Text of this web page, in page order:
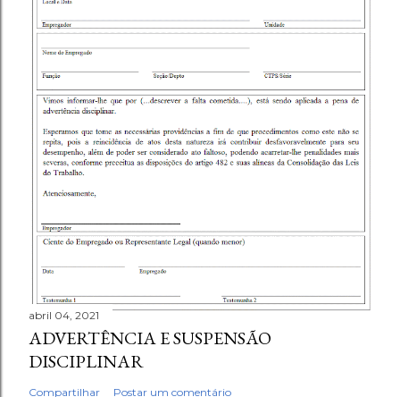
abril 04, 2021
ADVERTÊNCIA E SUSPENSÃO
DISCIPLINAR
Compartilhar Postar um comentário